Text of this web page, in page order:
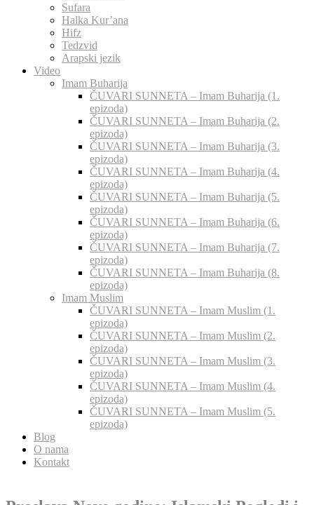
Sufara
Halka Kur’ana
Hifz
Tedzvid
Arapski jezik
Video
Imam Buharija
ČUVARI SUNNETA – Imam Buharija (1.
epizoda)
ČUVARI SUNNETA – Imam Buharija (2.
epizoda)
ČUVARI SUNNETA – Imam Buharija (3.
epizoda)
ČUVARI SUNNETA – Imam Buharija (4.
epizoda)
ČUVARI SUNNETA – Imam Buharija (5.
epizoda)
ČUVARI SUNNETA – Imam Buharija (6.
epizoda)
ČUVARI SUNNETA – Imam Buharija (7.
epizoda)
ČUVARI SUNNETA – Imam Buharija (8.
epizoda)
Imam Muslim
ČUVARI SUNNETA – Imam Muslim (1.
epizoda)
ČUVARI SUNNETA – Imam Muslim (2.
epizoda)
ČUVARI SUNNETA – Imam Muslim (3.
epizoda)
ČUVARI SUNNETA – Imam Muslim (4.
epizoda)
ČUVARI SUNNETA – Imam Muslim (5.
epizoda)
Blog
O nama
Kontakt